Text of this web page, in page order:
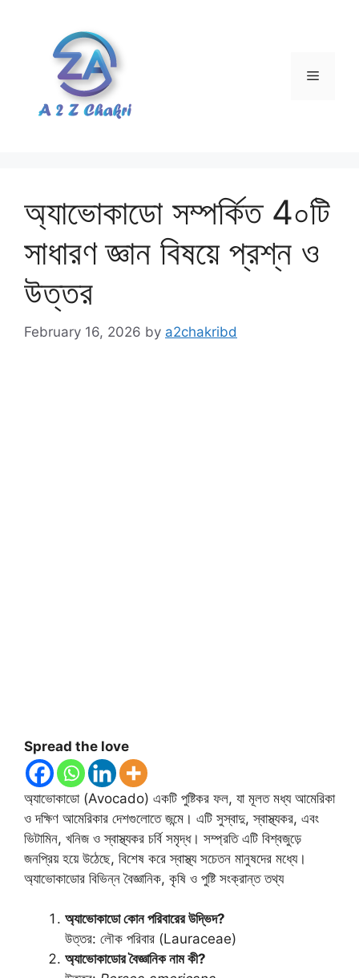
Menu
অ্যাভোকাডো সম্পর্কিত 4০টি
সাধারণ জ্ঞান বিষয়ে প্রশ্ন ও
উত্তর
February 16, 2026 by a2chakribd
Spread the love
অ্যাভোকাডো (Avocado) একটি পুষ্টিকর ফল, যা মূলত মধ্য আমেরিকা
ও দক্ষিণ আমেরিকার দেশগুলোতে জন্মে। এটি সুস্বাদু, স্বাস্থ্যকর, এবং
ভিটামিন, খনিজ ও স্বাস্থ্যকর চর্বি সমৃদ্ধ। সম্প্রতি এটি বিশ্বজুড়ে
জনপ্রিয় হয়ে উঠেছে, বিশেষ করে স্বাস্থ্য সচেতন মানুষদের মধ্যে।
অ্যাভোকাডোর বিভিন্ন বৈজ্ঞানিক, কৃষি ও পুষ্টি সংক্রান্ত তথ্য
অ্যাভোকাডো কোন পরিবারের উদ্ভিদ?
উত্তর: লৌক পরিবার (Lauraceae)
অ্যাভোকাডোর বৈজ্ঞানিক নাম কী?